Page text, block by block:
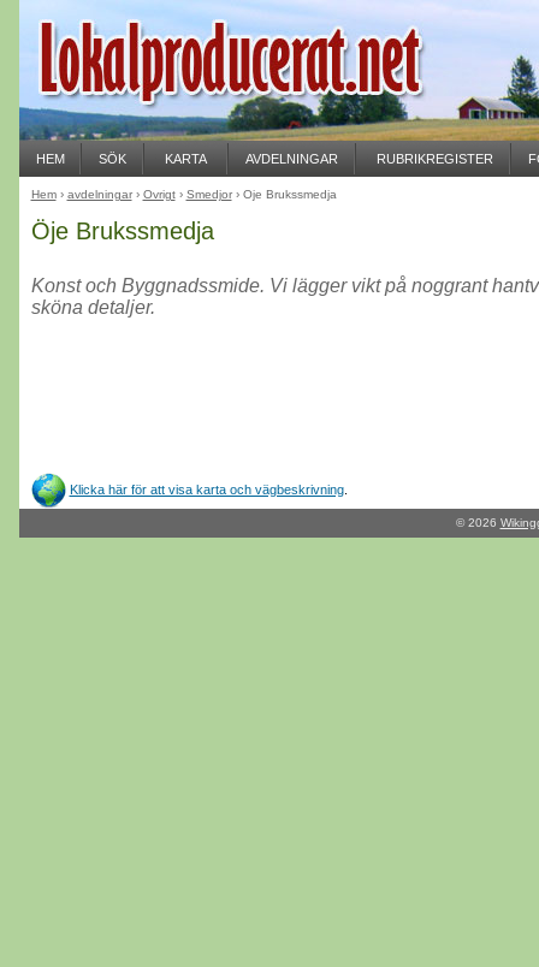
Öje Brukssmedja
Konst och Byggnadssmide. Vi lägger vikt på noggrant
sköna detaljer.
Klicka här för att visa karta och vägbeskrivning.
Hem› avdelningar› Övrigt› Smedjor› Öje Brukssmedja
© 2026
HEM SÖK KARTA AVDELNINGAR RUBRIKREGISTER